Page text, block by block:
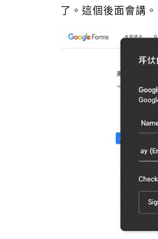
了。這個後面會講。